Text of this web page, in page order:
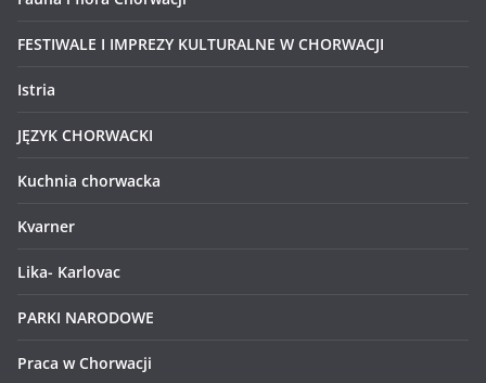
FESTIWALE I IMPREZY KULTURALNE W CHORWACJI
Istria
JĘZYK CHORWACKI
Kuchnia chorwacka
Kvarner
Lika- Karlovac
PARKI NARODOWE
Praca w Chorwacji